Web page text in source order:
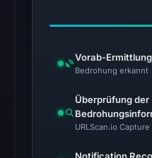
were
in
the
Vorab-
Bedrohung erkannt
Überprüfung der
URLScan.io